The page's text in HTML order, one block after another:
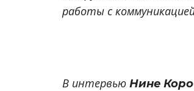
работы с
В интервью Нине